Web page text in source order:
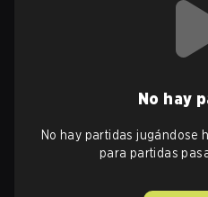
No hay
No hay partidas jugándose
para partidas